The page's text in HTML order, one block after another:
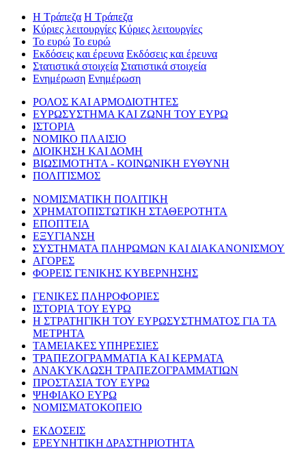
Η Τράπεζα Η Τράπεζα
Κύριες λειτουργίες Κύριες λειτουργίες
Το ευρώ Το ευρώ
Εκδόσεις και έρευνα Εκδόσεις και έρευνα
Στατιστικά στοιχεία Στατιστικά στοιχεία
Ενημέρωση Ενημέρωση
ΡΟΛΟΣ ΚΑΙ ΑΡΜΟΔΙΟΤΗΤΕΣ
ΕΥΡΩΣΥΣΤΗΜΑ ΚΑΙ ΖΩΝΗ ΤΟΥ ΕΥΡΩ
ΙΣΤΟΡΙΑ
ΝΟΜΙΚΟ ΠΛΑΙΣΙΟ
ΔΙΟΙΚΗΣΗ ΚΑΙ ΔΟΜΗ
ΒΙΩΣΙΜΟΤΗΤΑ - ΚΟΙΝΩΝΙΚΗ ΕΥΘΥΝΗ
ΠΟΛΙΤΙΣΜΟΣ
ΝΟΜΙΣΜΑΤΙΚΗ ΠΟΛΙΤΙΚΗ
ΧΡΗΜΑΤΟΠΙΣΤΩΤΙΚΗ ΣΤΑΘΕΡΟΤΗΤΑ
ΕΠΟΠΤΕΙΑ
ΕΞΥΓΙΑΝΣΗ
ΣΥΣΤΗΜΑΤΑ ΠΛΗΡΩΜΩΝ ΚΑΙ ΔΙΑΚΑΝΟΝΙΣΜΟΥ
ΑΓΟΡΕΣ
ΦΟΡΕΙΣ ΓΕΝΙΚΗΣ ΚΥΒΕΡΝΗΣΗΣ
ΓΕΝΙΚΕΣ ΠΛΗΡΟΦΟΡΙΕΣ
ΙΣΤΟΡΙΑ ΤΟΥ ΕΥΡΩ
Η ΣΤΡΑΤΗΓΙΚΗ ΤΟΥ ΕΥΡΩΣΥΣΤΗΜΑΤΟΣ ΓΙΑ ΤΑ
ΜΕΤΡΗΤΑ
ΤΑΜΕΙΑΚΕΣ ΥΠΗΡΕΣΙΕΣ
ΤΡΑΠΕΖΟΓΡΑΜΜΑΤΙΑ ΚΑΙ ΚΕΡΜΑΤΑ
ΑΝΑΚΥΚΛΩΣΗ ΤΡΑΠΕΖΟΓΡΑΜΜΑΤΙΩΝ
ΠΡΟΣΤΑΣΙΑ ΤΟΥ ΕΥΡΩ
ΨΗΦΙΑΚΟ ΕΥΡΩ
ΝΟΜΙΣΜΑΤΟΚΟΠΕΙΟ
ΕΚΔΟΣΕΙΣ
ΕΡΕΥΝΗΤΙΚΗ ΔΡΑΣΤΗΡΙΟΤΗΤΑ